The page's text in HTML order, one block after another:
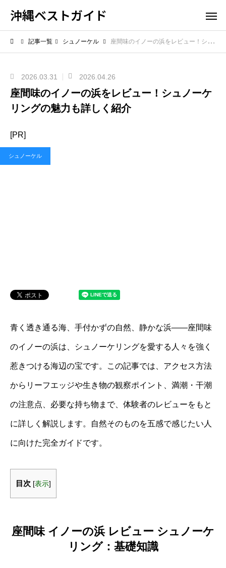
沖縄ベストガイド
記事一覧 シュノーケル 座間味のイノーの浜をレビュー！シュノーケリングの魅力も詳しく紹介
2026.03.31 2026.04.26
座間味のイノーの浜をレビュー！シュノーケ
リングの魅力も詳しく紹介
[PR]
シュノーケル
青く透き通る海、手付かずの自然、静かな浜――座間味
のイノーの浜は、シュノーケリングを愛する人々を強く
惹きつける海辺の宝です。この記事では、アクセス方法
からリーフエッジや生き物の観察ポイント、満潮・干潮
の注意点、必要な持ち物まで、体験者のレビューをもと
に詳しく解説します。自然そのものを五感で感じたい人
に向けた完全ガイドです。
目次 [表示]
座間味 イノーの浜 レビュー シュノーケ
リング：基礎知識